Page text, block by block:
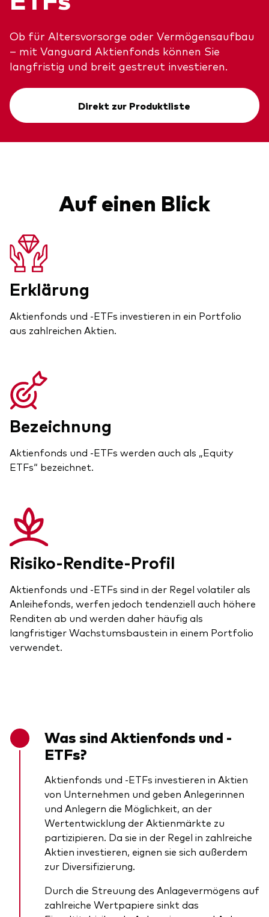
Unser Angebot
ETFs
Indexfonds
Welt-ETFs
LifeStrategy
Ratgeber
Über uns
Unsere Mission
Sicherheit
Ob für Altersvorsorge oder Vermögensaufbau
– mit Vanguard Aktienfonds können Sie
langfristig und breit gestreut investieren.
Direkt zur Produktliste
Auf einen Blick
Erklärung
Aktienfonds und -ETFs investieren in ein Portfolio
aus zahlreichen Aktien.
Bezeichnung
Aktienfonds und -ETFs werden auch als „Equity
ETFs“ bezeichnet.
Risiko-Rendite-Profil
Aktienfonds und -ETFs sind in der Regel volatiler als
Anleihefonds, werfen jedoch tendenziell auch höhere
Renditen ab und werden daher häufig als
langfristiger Wachstumsbaustein in einem Portfolio
verwendet.
Was sind Aktienfonds und -
ETFs?
Aktienfonds und -ETFs investieren in Aktien
von Unternehmen und geben Anlegerinnen
und Anlegern die Möglichkeit, an der
Wertentwicklung der Aktienmärkte zu
partizipieren. Da sie in der Regel in zahlreiche
Aktien investieren, eignen sie sich außerdem
zur Diversifizierung.
Durch die Streuung des Anlagevermögens auf
zahlreiche Wertpapiere sinkt das